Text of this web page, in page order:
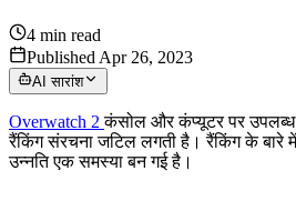
4 min read
Published Apr 26, 2023
AI सारांश
Overwatch 2कंसोल और कंप्यूटर पर
रैंकिंग संरचना जटिल लगती है। रैंकिंग के बारे
उन्नति एक समस्या बन गई है।